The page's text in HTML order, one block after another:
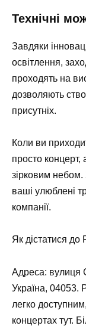
Технічні
Завдяки
освітлення,
проходять на
дозволяють
присутніх.
Коли ви
просто концерт,
зірковим
ваші улюблені
компанії.
Як дістатися до
Адреса: вулиця
Україна, 04053.
легко
концертах тут.